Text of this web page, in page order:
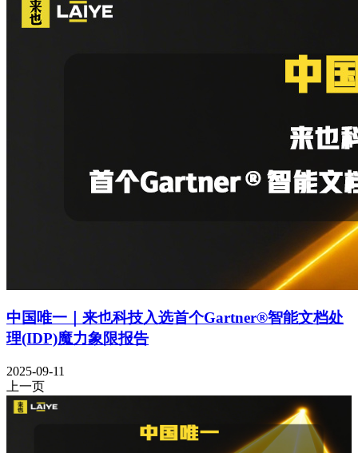
中国唯一｜来也科技入选首个Gartner®智能文档处
理(IDP)魔力象限报告
2025-09-11
上一页